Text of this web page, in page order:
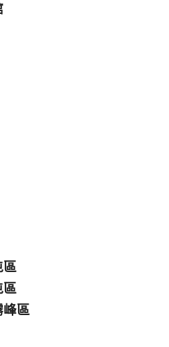
區
區
峰區